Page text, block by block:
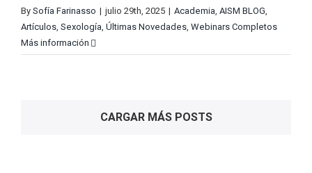
By Sofía Farinasso | julio 29th, 2025 | Academia, AISM BLOG,
Artículos, Sexología, Últimas Novedades, Webinars Completos
Más información
CARGAR MÁS POSTS